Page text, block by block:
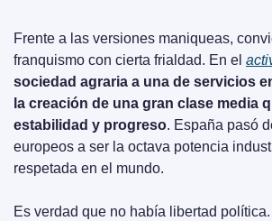
Frente a las versiones maniqueas,
franquismo con cierta frialdad. En el
sociedad agraria a una de servicios
la creación de una gran clase media
estabilidad y progreso. España pasó
europeos a ser la octava potencia
respetada en el mundo.
Es verdad que no había libertad